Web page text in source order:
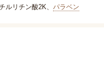
ルリチン酸2K、 パラベン